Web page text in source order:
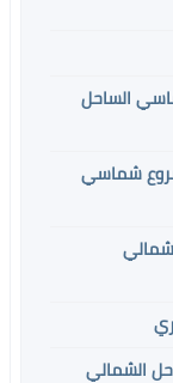
الساحل
شماسي
الشمالي